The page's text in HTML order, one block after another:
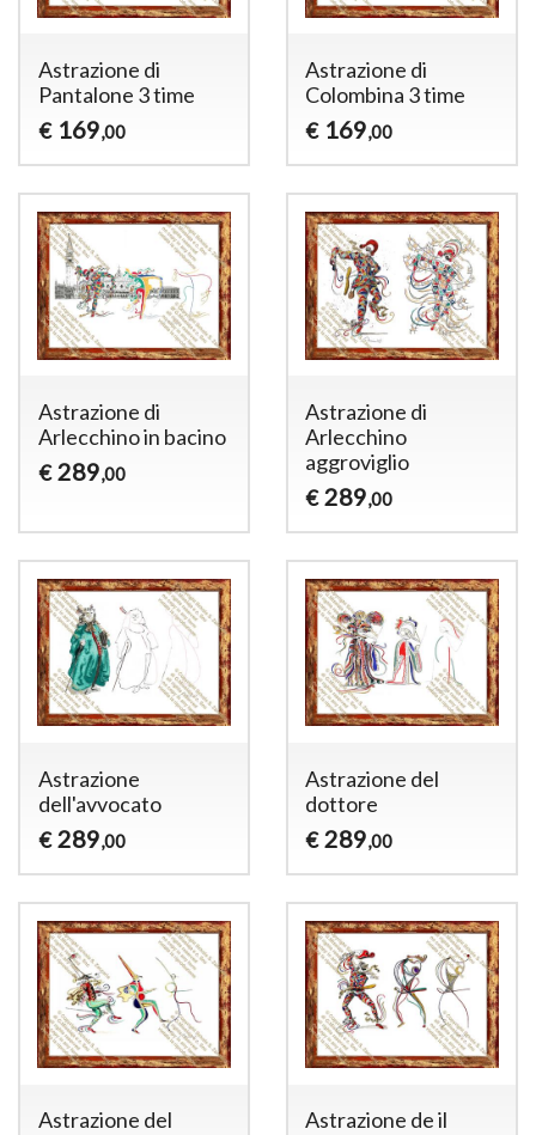
Astrazione di
Pantalone 3 time
€ 169,00
Astrazione di
Colombina 3 time
€ 169,00
Astrazione di
Arlecchino in bacino
€ 289,00
Astrazione di
Arlecchino
aggroviglio
€ 289,00
Astrazione
dell'avvocato
€ 289,00
Astrazione del
dottore
€ 289,00
Astrazione del
Astrazione de il